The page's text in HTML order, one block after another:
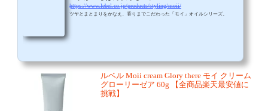
https://www.lebel.co.jp/products/styling/moii/
ツヤとまとまりをかなえ、香りまでこだわった「モイ」オイルシリーズ。
ルベル Moii cream Glory there モイ クリーム
グローリーゼア 60g 【全商品楽天最安値に
挑戦】